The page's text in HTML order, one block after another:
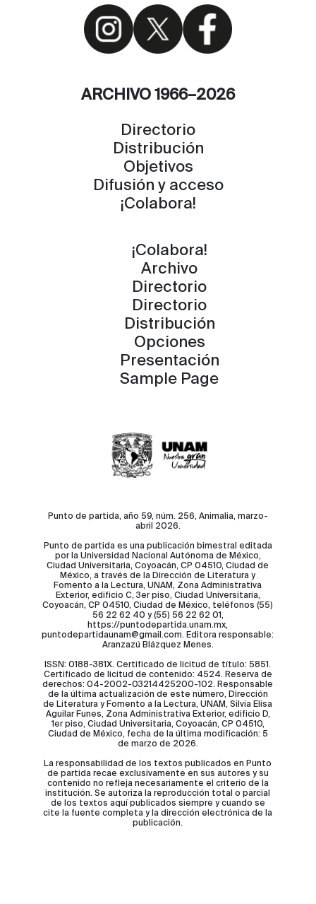
ARCHIVO 1966–2026
Directorio
Distribución
Objetivos
Difusión y acceso
¡Colabora!
¡Colabora!
Archivo
Directorio
Directorio
Distribución
Opciones
Presentación
Sample Page
Punto de partida, año 59, núm. 256, Animalia, marzo-
abril 2026.
Punto de partida es una publicación bimestral editada
por la Universidad Nacional Autónoma de México,
Ciudad Universitaria, Coyoacán, CP 04510, Ciudad de
México, a través de la Dirección de Literatura y
Fomento a la Lectura, UNAM, Zona Administrativa
Exterior, edificio C, 3er piso, Ciudad Universitaria,
Coyoacán, CP 04510, Ciudad de México, teléfonos (55)
56 22 62 40 y (55) 56 22 62 01,
https://puntodepartida.unam.mx,
puntodepartidaunam@gmail.com. Editora responsable:
Aranzazú Blázquez Menes.
ISSN: 0188-381X. Certificado de licitud de título: 5851.
Certificado de licitud de contenido: 4524. Reserva de
derechos: 04-2002-03214425200-102. Responsable
de la última actualización de este número, Dirección
de Literatura y Fomento a la Lectura, UNAM, Silvia Elisa
Aguilar Funes, Zona Administrativa Exterior, edificio D,
1er piso, Ciudad Universitaria, Coyoacán, CP 04510,
Ciudad de México, fecha de la última modificación: 5
de marzo de 2026.
La responsabilidad de los textos publicados en Punto
de partida recae exclusivamente en sus autores y su
contenido no refleja necesariamente el criterio de la
institución. Se autoriza la reproducción total o parcial
de los textos aquí publicados siempre y cuando se
cite la fuente completa y la dirección electrónica de la
publicación.